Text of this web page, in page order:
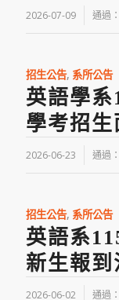
2026-07-09 通過：
招生公告, 系所公告
英語學
學考招
2026-06-23 通過：
招生公告, 系所公告
英語系
新生報
2026-06-02 通過：